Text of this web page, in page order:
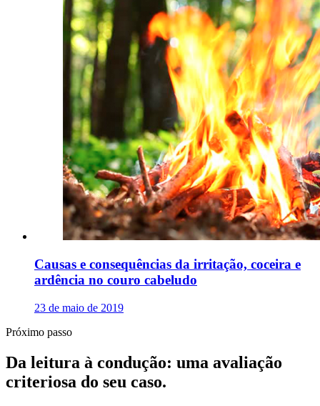
Causas e consequências da irritação, coceira e
ardência no couro cabeludo
23 de maio de 2019
Próximo passo
Da leitura à condução: uma avaliação
criteriosa do seu caso.